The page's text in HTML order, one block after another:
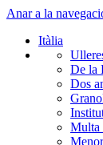
Anar a la
Itàlia
De la
Dos
Multa